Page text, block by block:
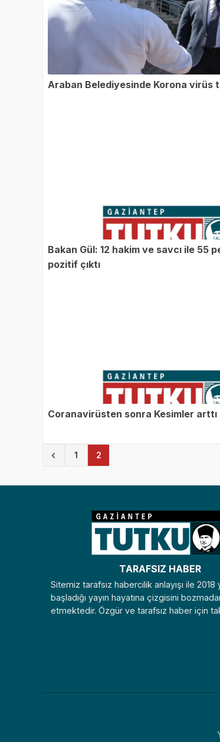
Araban Belediyesinde Korona virüs
Bakan Gül: 12 hakim ve savcı ile 55
pozitif çıktı
Coranavirüsten sonra Kesimler arttı
1 2(current)
TARAFSIZ HABER
Sitemiz tarafsız habercilik anlayışı ile 2018
başladığı yayın hayatına çizgisini
etmektedir. Özgür ve tarafsız haber için